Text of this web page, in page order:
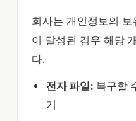
회사는 개인정보의
이 달성된 경우 해당
다.
전자 파일: 복구할
기